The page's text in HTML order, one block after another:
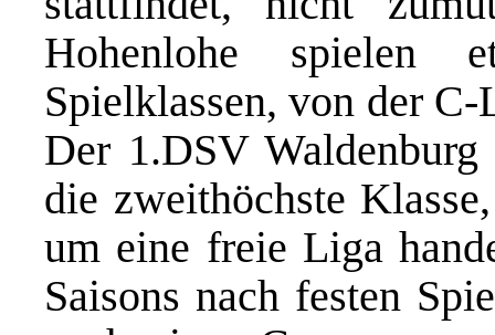
Hohenlohe
Spielklassen, von der
Der 1.DSV
die zweithöchste
um eine freie Liga
Saisons nach festen